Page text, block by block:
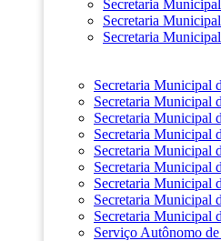
Secretaria
Secretaria
Secretaria
Secretaria Municipal
Secretaria Municipal
Secretaria Municipal
Secretaria Municipal
Secretaria Municipal
Secretaria Municipal
Secretaria Municipal
Secretaria Municipal
Secretaria Municipal
Serviço Autônomo